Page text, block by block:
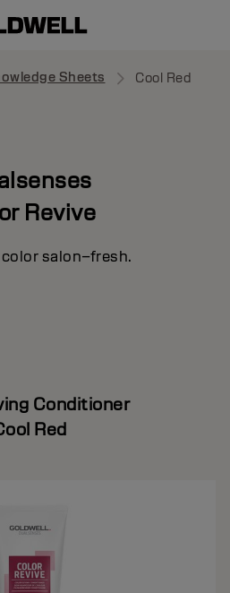
Sheets Cool Red
Revive
color salon–fresh.
Conditioner
Red